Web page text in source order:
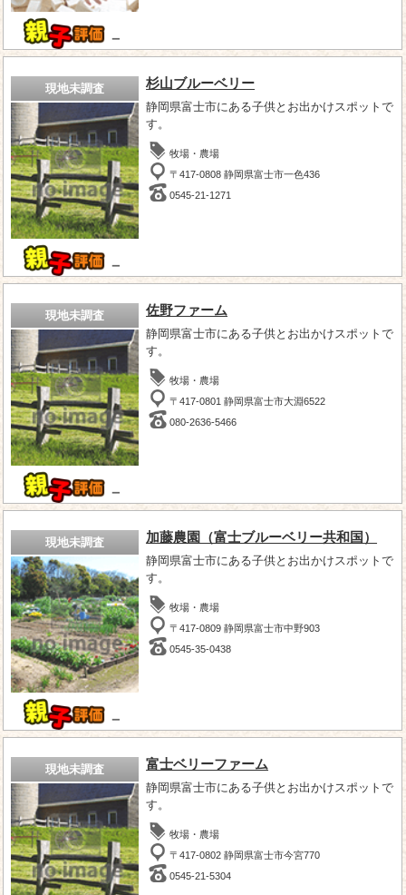
－
現地未調査
－
杉山ブルーベリー
静岡県富士市にある子供とお出かけスポットで
す。
牧場・農場
〒417-0808 静岡県富士市一色436
0545-21-1271
現地未調査
－
佐野ファーム
静岡県富士市にある子供とお出かけスポットで
す。
牧場・農場
〒417-0801 静岡県富士市大淵6522
080-2636-5466
現地未調査
－
加藤農園（富士ブルーベリー共和国）
静岡県富士市にある子供とお出かけスポットで
す。
牧場・農場
〒417-0809 静岡県富士市中野903
0545-35-0438
現地未調査 富士ベリーファーム
静岡県富士市にある子供とお出かけスポットで
す。
牧場・農場
〒417-0802 静岡県富士市今宮770
0545-21-5304